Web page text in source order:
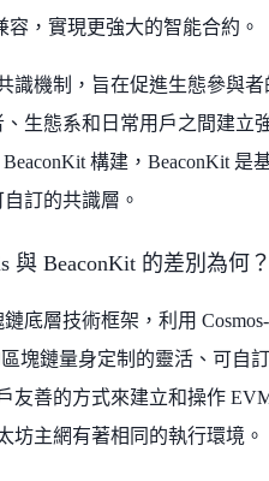
，實現更強大的智能合約。
識機制，旨在促進生態參與者
、生態系和日常用戶之間建立
構建，BeaconKit 是
訂的共識層。
與 BeaconKit 的差別為何
底層技術框架，利用 Cosmos-
塊鏈量身定制的靈活、可自
友善的方式來建立和操作
坊主網有著相同的執行環境。